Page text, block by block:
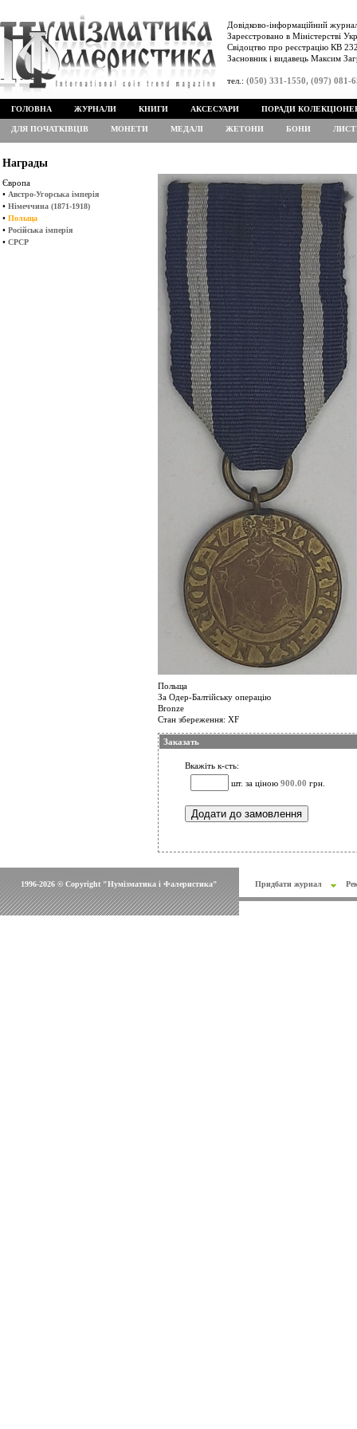
Довідково-інформаційний
Зареєстровано в Міністерстві
Свідоцтво про реєстрацію КВ
Засновник і видавець Максим
тел.: (050) 331-1550, (097) 081-
ГОЛОВНА ЖУРНАЛИ КНИГИ АКСЕСУАРИ ПОРАДИ
ДЛЯ ПОЧАТКІВЦІВ МОНЕТИ МЕДАЛІ ЖЕТОНИ БОНИ
Награды
Європа
• Австро-Угорська імперія
• Німеччина (1871-1918)
• Польща
• Російська імперія
• СРСР
Польща
За Одер-Балтійську операцію
Bronze
Стан збереження: XF
Заказать
Вкажіть к-сть:
шт. за ціною 900.00 грн.
1996-2026 © Copyright "Нумізматика і Фалеристика" Придбати журнал